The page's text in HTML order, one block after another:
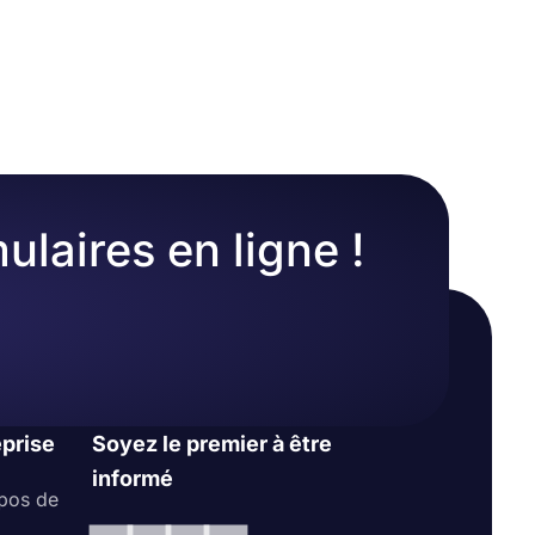
clients
en ligne !
de
Soyez le premier à être
informé